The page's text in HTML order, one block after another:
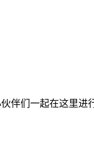
伴们一起在这里进